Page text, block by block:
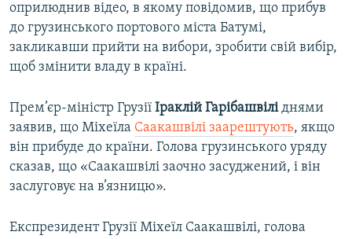
оприлюднив відео, в якому повідомив, що прибув
до грузинського портового міста Батумі,
закликавши прийти на вибори, зробити свій вибір,
щоб змінити владу в країні.
Прем’єр-міністр Грузії Іраклій Гарібашвіліднями
заявив, що Міхеїла Саакашвілі заарештують, якщо
він прибуде до країни. Голова грузинського уряду
сказав, що «Саакашвілі заочно засуджений, і він
заслуговує на в’язницю».
Експрезидент Грузії Міхеїл Саакашвілі, голова